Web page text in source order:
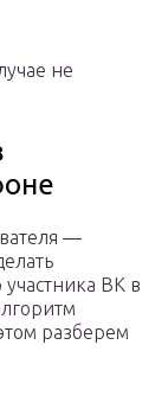
не
—
ВК в
разберем